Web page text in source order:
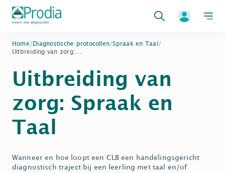
Zoeken
Home / Diagnostische protocollen/Spraak en Taal
/
Uitbreiding van zorg:...
Uitbreiding van
zorg: Spraak en
Taal
Wanneer en hoe loopt een CLB een handelingsgericht
diagnostisch traject bij een leerling met taal en/of